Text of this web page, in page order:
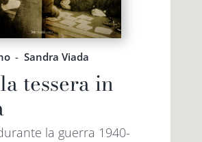
- Sandra Viada
tessera in
la guerra 1940-